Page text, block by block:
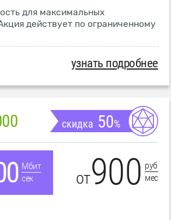
для максимальных
действует по ограниченному
узнать подробнее
скидка 50%
Мбит
сек
от900 руб
мес